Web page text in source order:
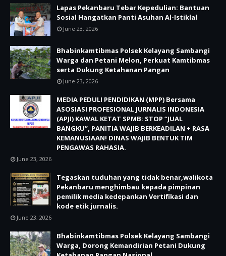
Lapas Pekanbaru Tebar Kepedulian: Bantuan
Sosial Hangatkan Panti Asuhan Al-Istiklal
June 23, 2026
Bhabinkamtibmas Polsek Kelayang Sambangi
Warga dan Petani Melon, Perkuat Kamtibmas
serta Dukung Ketahanan Pangan
June 23, 2026
MEDIA PEDULI PENDIDIKAN (MPP) Bersama
ASOSIASI PROFESIONAL JURNALIS INDONESIA
(APJI) KAWAL KETAT SPMB: STOP “JUAL
BANGKU”, PANITIA WAJIB BERKEADILAN + RASA
KEMANUSIAAN! DINAS WAJIB BENTUK TIM
PENGAWAS RAHASIA.
June 23, 2026
Tegaskan tuduhan yang tidak benar,walikota
Pekanbaru menghimbau kepada pimpinan
pemilik media kedepankan Vertifikasi dan
kode etik jurnalis.
June 23, 2026
Bhabinkamtibmas Polsek Kelayang Sambangi
Warga, Dorong Kemandirian Petani Dukung